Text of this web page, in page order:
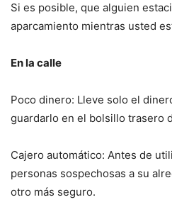
Si es posible, que alguien
aparcamiento mientras usted
En la calle
Poco dinero: Lleve solo el
guardarlo en el bolsillo trasero
Cajero automático: Antes de
personas sospechosas a su
otro más seguro.